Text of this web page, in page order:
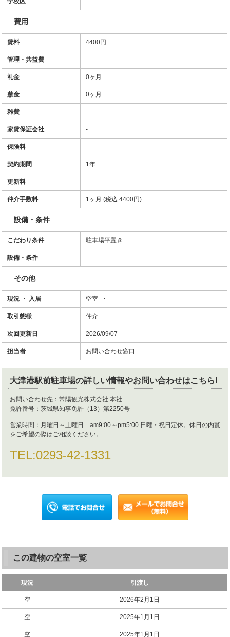
費用
賃料 4400円
管理・共益費 -
礼金 0ヶ月
敷金 0ヶ月
雑費 -
家賃保証会社 -
保険料 -
契約期間 1年
更新料 -
仲介手数料 1ヶ月 (税込 4400円)
設備・条件
こだわり条件 駐車場平置き
設備・条件
その他
現況 ・ 入居 空室 ・ -
取引態様 仲介
次回更新日 2026/09/07
担当者 お問い合わせ窓口
大津港駅前駐車場の詳しい情報やお問い合わせはこちら!
お問い合わせ先： 常陽観光株式会社 本社
免許番号： 茨城県知事免許（13）第2250号
営業時間： 月曜日～土曜日 am9:00～pm5:00 日曜・祝日定休。休日の内覧
をご希望の際はご相談ください。
TEL:0293-42-1331
この建物の空室一覧
現況 引渡し
空 2026年2月1日
空 2025年1月1日
空 2025年1月1日